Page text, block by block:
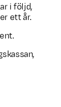
i följd,
ett år.